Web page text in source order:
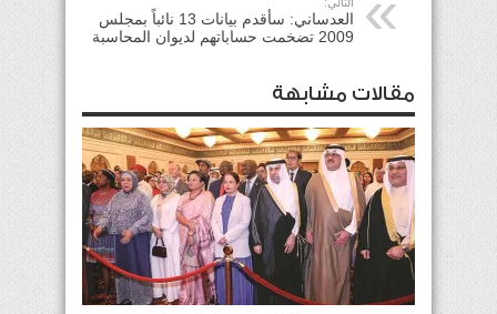
العدساني: سأقدم بيانات 13 نائباً بمجلس
2009 تضخمت حساباتهم لديوان المحاسبة
مقالات مشابهة